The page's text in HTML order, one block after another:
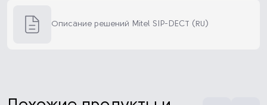
Описание решений Mitel SIP-DECT (RU)